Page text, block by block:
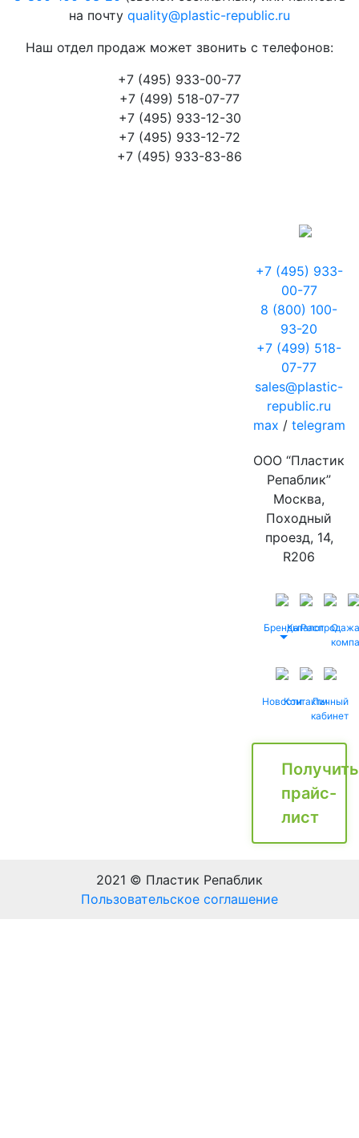
на почту quality@plastic-republic.ru
Наш отдел продаж может звонить с телефонов:
+7 (495) 933-00-77
+7 (499) 518-07-77
+7 (495) 933-12-30
+7 (495) 933-12-72
+7 (495) 933-83-86
+7 (495) 933-
00-77
8 (800) 100-
93-20
+7 (499) 518-
07-77
sales@plastic-
republic.ru
max / telegram
ООО “Пластик
Репаблик”
Москва,
Походный
проезд, 14,
R206
БрендыКаталог
Распродажа
О
НовостиКонтактыЛичный
кабинет
Получить
прайс-
лист
2021 © Пластик Репаблик
Пользовательское соглашение